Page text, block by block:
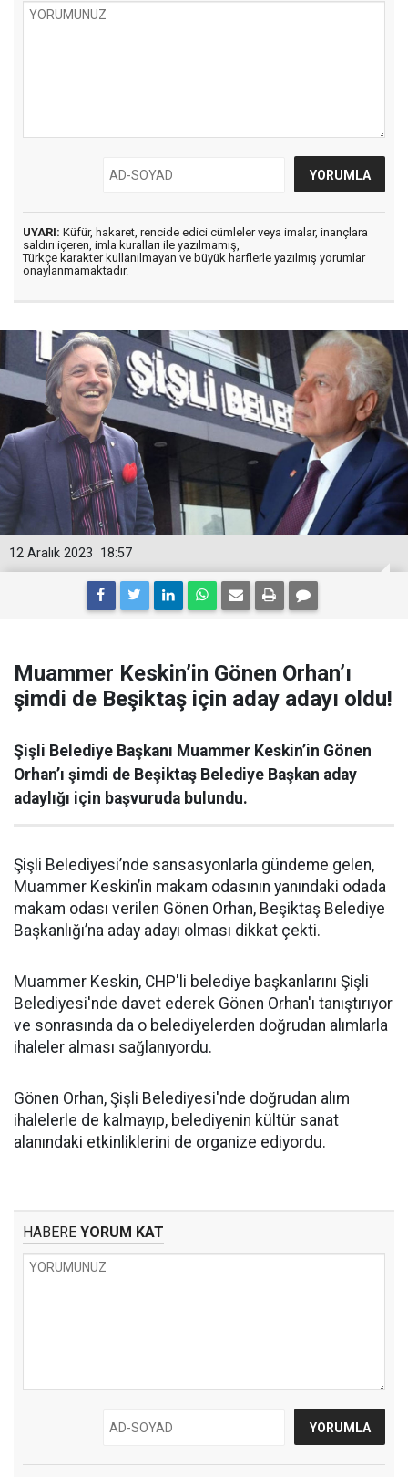
UYARI: Küfür, hakaret, rencide edici cümleler veya imalar, inançlara
saldırı içeren, imla kuralları ile yazılmamış,
Türkçe karakter kullanılmayan ve büyük harflerle yazılmış yorumlar
onaylanmamaktadır.
18:57
12 Aralık 2023
Muammer Keskin’in Gönen Orhan’ı
şimdi de Beşiktaş için aday adayı oldu!
Şişli Belediye Başkanı Muammer Keskin’in Gönen
Orhan’ı şimdi de Beşiktaş Belediye Başkan aday
adaylığı için başvuruda bulundu.
Şişli Belediyesi’nde sansasyonlarla gündeme gelen,
Muammer Keskin’in makam odasının yanındaki odada
makam odası verilen Gönen Orhan, Beşiktaş Belediye
Başkanlığı’na aday adayı olması dikkat çekti.
Muammer Keskin, CHP'li belediye başkanlarını Şişli
Belediyesi'nde davet ederek Gönen Orhan'ı tanıştırıyor
ve sonrasında da o belediyelerden doğrudan alımlarla
ihaleler alması sağlanıyordu.
Gönen Orhan, Şişli Belediyesi'nde doğrudan alım
ihalelerle de kalmayıp, belediyenin kültür sanat
alanındaki etkinliklerini de organize ediyordu.
HABERE YORUM KAT